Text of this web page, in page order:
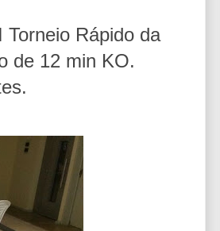
Rápido da
de 12 min KO.